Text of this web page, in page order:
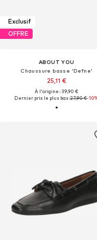
Exclusif
OFFRE
ABOUT YOU
Chaussure basse 'Defne'
25,11 €
À l'origine : 39,90 €
Dernier prix le plus bas :27,90 €-